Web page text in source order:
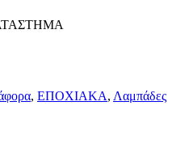
, ΕΠΟΧΙΑΚΑ, Λαμπάδες